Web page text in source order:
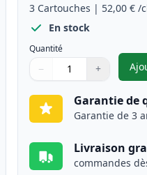
3 Cartouches | 52,00 € /
En stock
Quantité
Quantité
Utilisez les boutons
− +
Quantité
Garantie de
Garantie de 3
Livraison
commandes